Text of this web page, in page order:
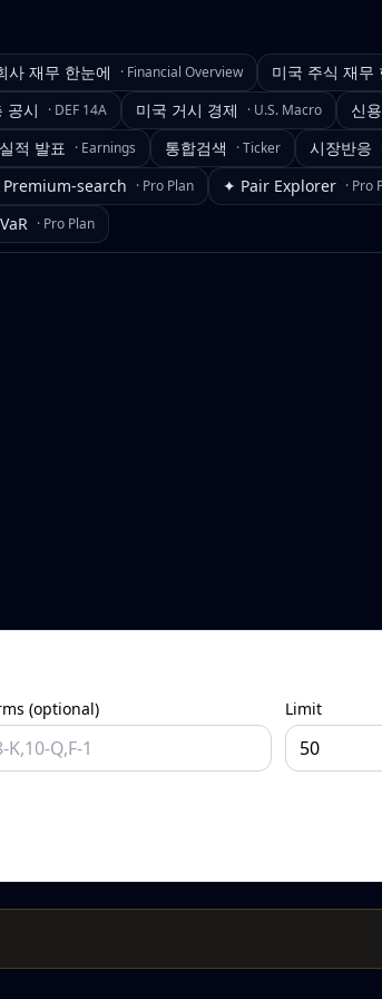
사 재무 한눈에 · Financial Overview 미국 주식 재무
공시 · DEF 14A 미국 거시 경제 · U.S. Macro 신
실적 발표 · Earnings 통합검색 ·Ticker 시장반응
search · Pro Plan ✦ Pair Explorer · Pro
· Pro Plan
(optional) Limit